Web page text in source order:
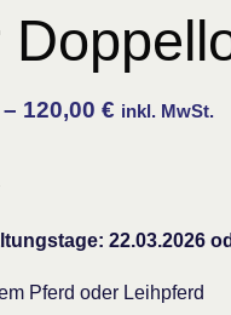
– 120,00€ inkl. MwSt.
22.03.2026
Pferd oder Leihpferd